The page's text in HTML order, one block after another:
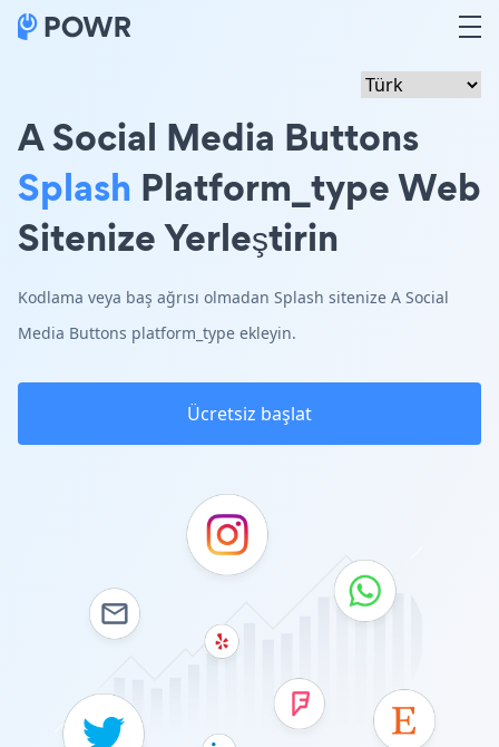
A Social Media Buttons
Splash Platform_type Web
Sitenize Yerleştirin
Kodlama veya baş ağrısı olmadan Splash sitenize A Social
Media Buttons platform_type ekleyin.
Ücretsiz başlat